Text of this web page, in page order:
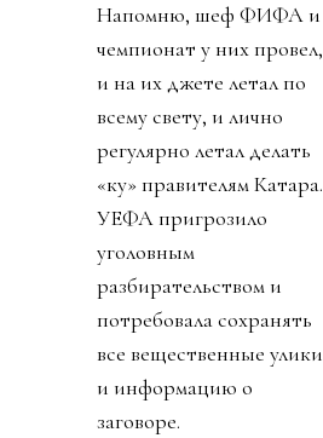
Напомню, шеф ФИФА и
чемпионат у них провел,
и на их джете летал по
всему свету, и лично
регулярно летал делать
«ку» правителям Катара.
УЕФА пригрозило
уголовным
разбирательством и
потребовала сохранять
все вещественные улики
и информацию о
заговоре.